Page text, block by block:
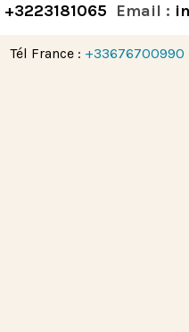
+3223181065 Email :
Tél France : +33676700990